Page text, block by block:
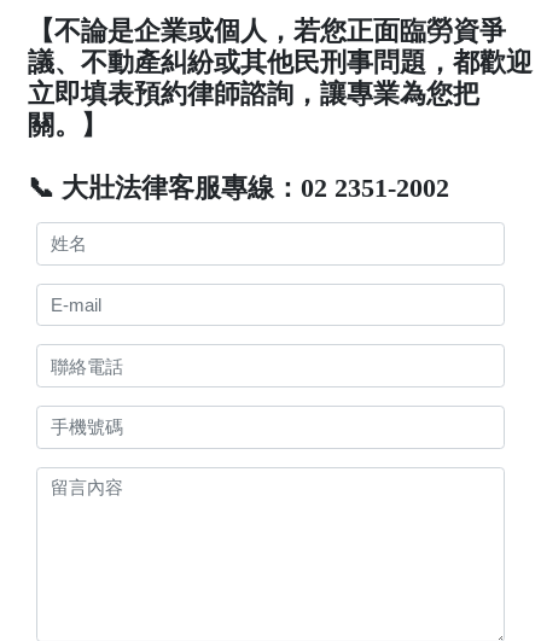
【不論是企業或個人，若您正面臨勞資爭
議、不動產糾紛或其他民刑事問題，都歡迎
立即填表預約律師諮詢，讓專業為您把
關。】
📞 大壯法律客服專線：02 2351-2002